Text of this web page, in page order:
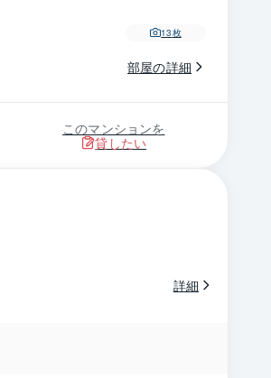
13枚
部屋の詳細
このマンションを
貸したい
詳細